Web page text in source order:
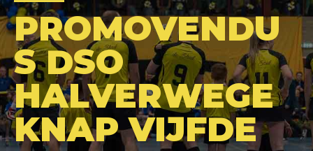
PROMOVENDU
S DSO
HALVERWEGE
KNAP VIJFDE